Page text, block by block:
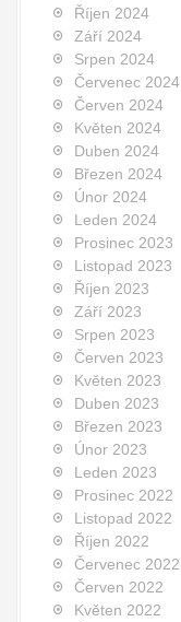
Říjen 2024
Září 2024
Srpen 2024
Červenec 2024
Červen 2024
Květen 2024
Duben 2024
Březen 2024
Únor 2024
Leden 2024
Prosinec 2023
Listopad 2023
Říjen 2023
Září 2023
Srpen 2023
Červen 2023
Květen 2023
Duben 2023
Březen 2023
Únor 2023
Leden 2023
Prosinec 2022
Listopad 2022
Říjen 2022
Červenec 2022
Červen 2022
Květen 2022